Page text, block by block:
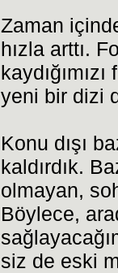
Zaman
hızla arttı.
yeni bir dizi
Konu dışı
kaldırdık.
olmayan,
Böylece,
siz de eski